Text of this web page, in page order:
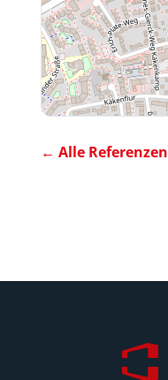
← Alle Referenzen